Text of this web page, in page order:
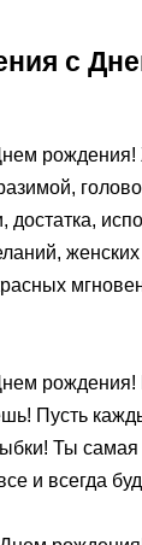
с
достатка,
рождения!
Пусть
Ты
и всегда